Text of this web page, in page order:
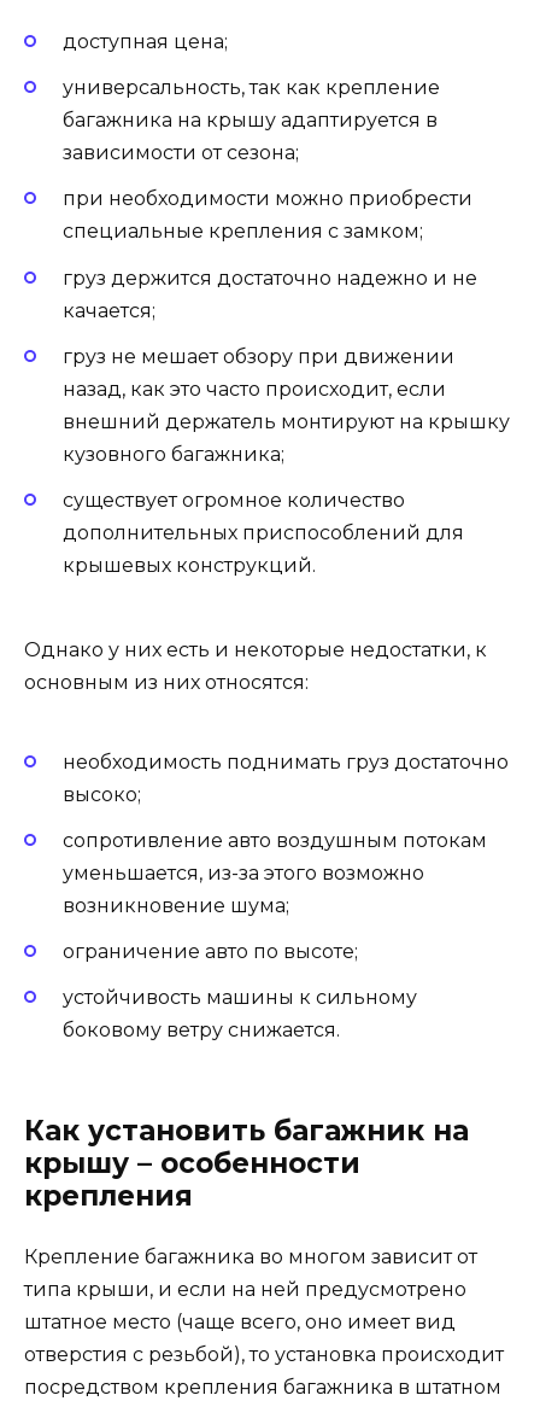
доступная цена;
универсальность, так как крепление
багажника на крышу адаптируется в
зависимости от сезона;
при необходимости можно приобрести
специальные крепления с замком;
груз держится достаточно надежно и не
качается;
груз не мешает обзору при движении
назад, как это часто происходит, если
внешний держатель монтируют на крышку
кузовного багажника;
существует огромное количество
дополнительных приспособлений для
крышевых конструкций.
Однако у них есть и некоторые недостатки, к
основным из них относятся:
необходимость поднимать груз достаточно
высоко;
сопротивление авто воздушным потокам
уменьшается, из-за этого возможно
возникновение шума;
ограничение авто по высоте;
устойчивость машины к сильному
боковому ветру снижается.
Как установить багажник на
крышу – особенности
крепления
Крепление багажника во многом зависит от
типа крыши, и если на ней предусмотрено
штатное место (чаще всего, оно имеет вид
отверстия с резьбой), то установка происходит
посредством крепления багажника в штатном